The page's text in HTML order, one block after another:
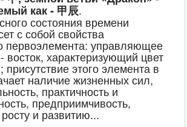
как - 甲辰.
состояния времени
с собой свойства
первоэлемента: управляющее
восток, характеризующий цвет
этого элемента в
наличие жизненных сил,
практичность и
предприимчивость,
и развитию...